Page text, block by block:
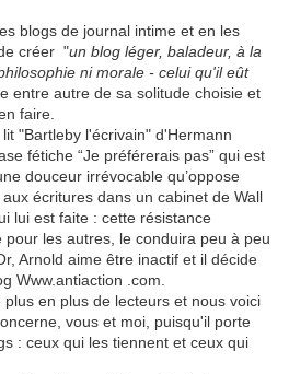
blogs de journal intime et en les
créer "un blog léger, baladeur, à la
ni morale - celui qu'il eût
entre autre de sa solitude choisie et
faire.
"Bartleby l'écrivain" d'Hermann
fétiche “Je préférerais pas” qui est
douceur irrévocable qu’oppose
écritures dans un cabinet de Wall
lui est faite : cette résistance
les autres, le conduira peu à peu
Arnold aime être inactif et il décide
Www.antiaction .com.
en plus de lecteurs et nous voici
vous et moi, puisqu'il porte
: ceux qui les tiennent et ceux qui